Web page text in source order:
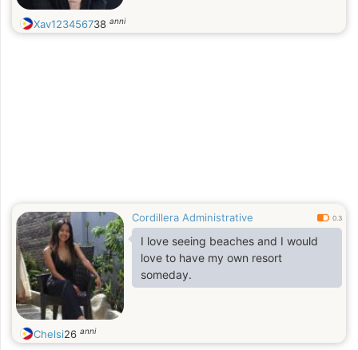
Xav123456738 anni
Cordillera Administrative 0.3
I love seeing beaches and I would
love to have my own resort
someday.
Chelsi26 anni